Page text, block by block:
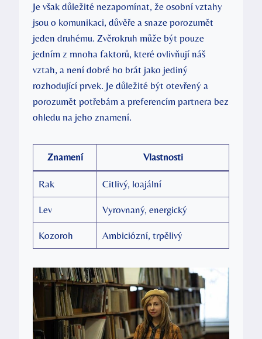
Je však důležité nezapomínat,‍ že osobní vztahy
jsou o komunikaci, důvěře a snaze‍ porozumět
‍jeden ⁣druhému. Zvěrokruh může být pouze
jedním z mnoha faktorů, které ovlivňují náš
vztah,‌ a‌ není dobré ho brát jako jediný
rozhodující​ prvek. Je důležité být otevřený a​
porozumět potřebám a preferencím partnera bez‍
ohledu ⁤na jeho​ znamení.
Znamení Vlastnosti
Rak Citlivý, loajální
Lev Vyrovnaný, energický
Kozoroh Ambiciózní, trpělivý